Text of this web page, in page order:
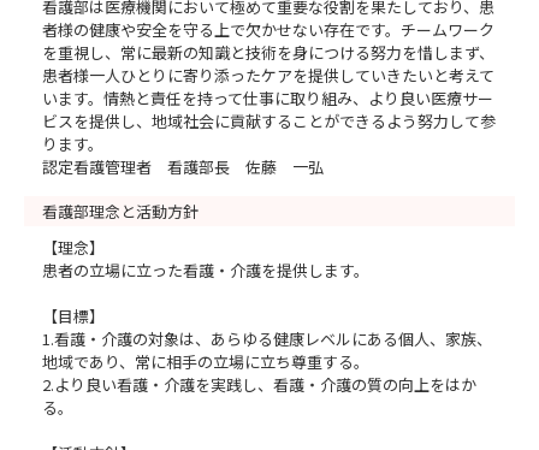
看護部は医療機関において極めて重要な役割を果たしており、患
者様の健康や安全を守る上で欠かせない存在です。チームワーク
を重視し、常に最新の知識と技術を身につける努力を惜しまず、
患者様一人ひとりに寄り添ったケアを提供していきたいと考えて
います。情熱と責任を持って仕事に取り組み、より良い医療サー
ビスを提供し、地域社会に貢献することができるよう努力して参
ります。
認定看護管理者 看護部長 佐藤 一弘
看護部理念と活動方針
【理念】
患者の立場に立った看護・介護を提供します。
【目標】
1.看護・介護の対象は、あらゆる健康レベルにある個人、家族、
地域であり、常に相手の立場に立ち尊重する。
2.より良い看護・介護を実践し、看護・介護の質の向上をはか
る。